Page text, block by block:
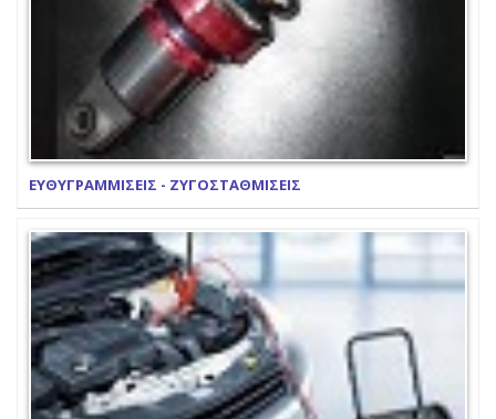
ΕΥΘΥΓΡΑΜΜΙΣΕΙΣ - ΖΥΓΟΣΤΑΘΜΙΣΕΙΣ